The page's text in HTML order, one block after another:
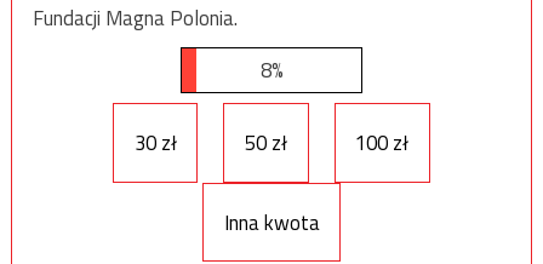
Fundacji Magna Polonia.
8%
30 zł 50 zł 100 zł
Inna kwota